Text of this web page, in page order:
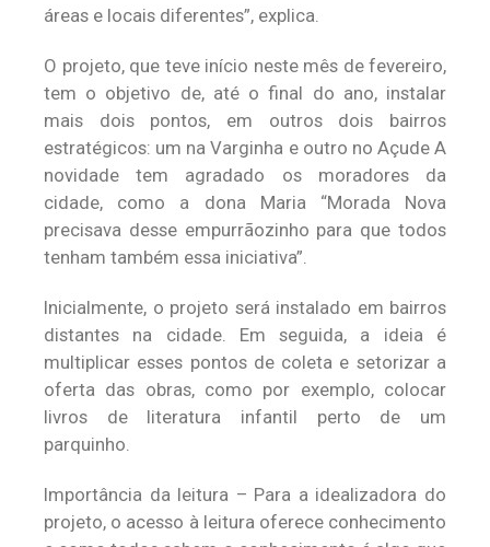
áreas e locais diferentes”, explica.
O projeto, que teve início neste mês de fevereiro,
tem o objetivo de, até o final do ano, instalar
mais dois pontos, em outros dois bairros
estratégicos: um na Varginha e outro no Açude A
novidade tem agradado os moradores da
cidade, como a dona Maria “Morada Nova
precisava desse empurrãozinho para que todos
tenham também essa iniciativa”.
Inicialmente, o projeto será instalado em bairros
distantes na cidade. Em seguida, a ideia é
multiplicar esses pontos de coleta e setorizar a
oferta das obras, como por exemplo, colocar
livros de literatura infantil perto de um
parquinho.
Importância da leitura – Para a idealizadora do
projeto, o acesso à leitura oferece conhecimento